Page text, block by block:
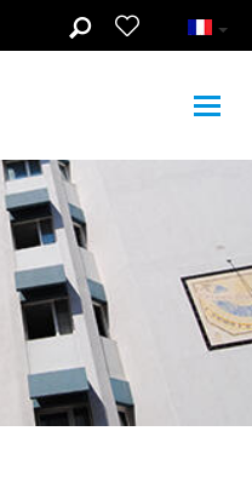
Voir les photos (4)